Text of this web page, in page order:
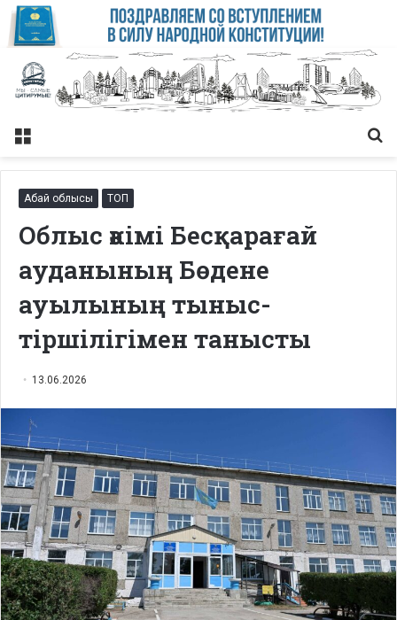
Меню
Абай облысы ТОП
Облыс әкімі Бесқарағай
ауданының Бөдене
ауылының тыныс-
тіршілігімен танысты
13.06.2026